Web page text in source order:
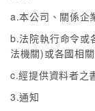
a.本公司、關係企
b.法院執行命令或
法機關)或各國相
c.經提供資料者之
3.通知